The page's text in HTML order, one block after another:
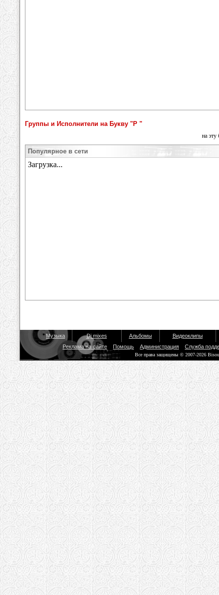
Группы и Исполнители на Букву "Р "
на эту
Популярное в сети
Музыка Dj mixes Альбомы
Видеоклипы
Реклама на сайте
Помощь Администрация Служба
Все права защищены © 2007-2026